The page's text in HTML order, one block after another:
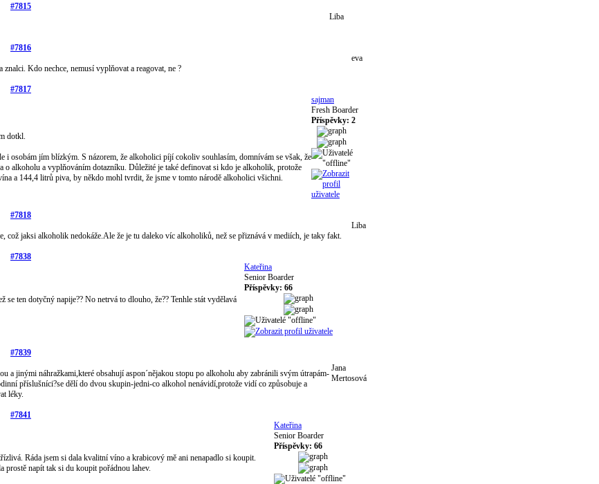
#7815
Liba
#7816
Kdo nechce, nemusí vyplňovat a reagovat, ne ?
eva
#7817
dotkl.
i osobám jím blízkým. S názorem, že alkoholici píjí cokoliv souhlasím, domnívám se však, že
alkoholu a vyplňováním dotazníku. Důležité je také definovat si kdo je alkoholik, protože
a 144,4 litrů piva, by někdo mohl tvrdit, že jsme v tomto národě alkoholici všichni.
sajman
Fresh Boarder
Příspěvky: 2
#7818
jaksi alkoholik nedokáže.Ale že je tu daleko víc alkoholiků, než se přiznává v mediích, je taky fakt.
Liba
#7838
ten dotyčný napije?? No netrvá to dlouho, že?? Tenhle stát vydělavá
Kateřina
Senior Boarder
Příspěvky: 66
#7839
jinými náhražkami,které obsahují aspon´nějakou stopu po alkoholu aby zabránili svým útrapám-
příslušníci?se dělí do dvou skupin-jedni-co alkohol nenávidí,protože vidí co způsobuje a
léky.
Jana
Mertosová
#7841
Ráda jsem si dala kvalitní víno a krabicový mě ani nenapadlo si koupit.
prostě napít tak si du koupit pořádnou lahev.
Kateřina
Senior Boarder
Příspěvky: 66